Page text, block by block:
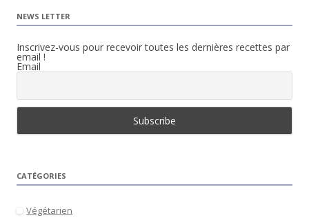
NEWS LETTER
Inscrivez-vous pour recevoir toutes les dernières recettes par
email !
Email
CATÉGORIES
Végétarien